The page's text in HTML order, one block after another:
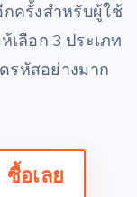
กครั้งสำหรับผู้ใช้
เลือก 3 ประเภท
รหัสอย่างมาก
ซื้อเลย